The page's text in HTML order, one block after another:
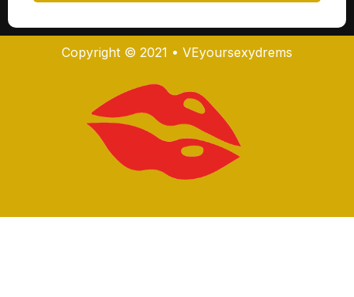
Copyright © 2021 • VEyoursexydrems